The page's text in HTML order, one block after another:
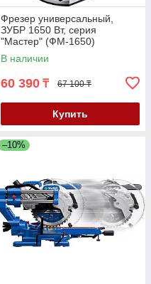
Фрезер универсальный,
ЗУБР 1650 Вт, серия
"Мастер" (ФМ-1650)
В наличии
60 390 ₸ 67 100 ₸
Купить
–10%